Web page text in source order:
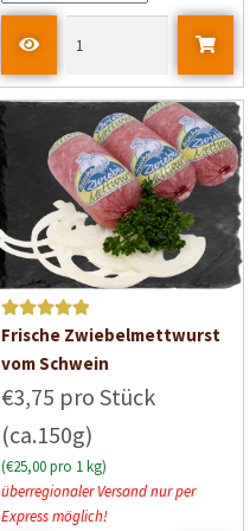
m
i
t
v
n
5
Bewertet mit
von 5
Frische Zwiebelmettwurst
vom Schwein
€3,75 pro Stück
(ca.150g)
(€25,00 pro 1 kg)
überregionaler Versand nur per
Express möglich!